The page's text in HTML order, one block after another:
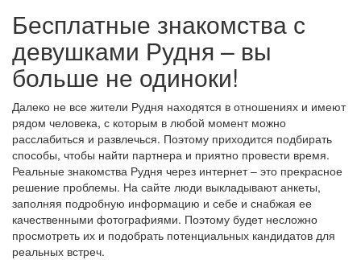
Бесплатные знакомства с
девушками Рудня – вы
больше не одиноки!
Далеко не все жители Рудня находятся в отношениях и имеют
рядом человека, с которым в любой момент можно
расслабиться и развлечься. Поэтому приходится подбирать
способы, чтобы найти партнера и приятно провести время.
Реальные знакомства Рудня через интернет – это прекрасное
решение проблемы. На сайте люди выкладывают анкеты,
заполняя подробную информацию и себе и снабжая ее
качественными фотографиями. Поэтому будет несложно
просмотреть их и подобрать потенциальных кандидатов для
реальных встреч.